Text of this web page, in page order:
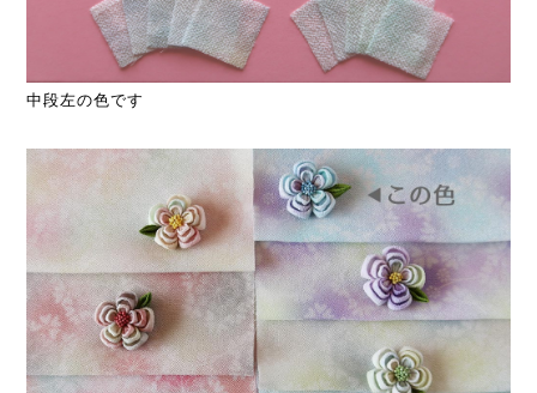
中段左の色です